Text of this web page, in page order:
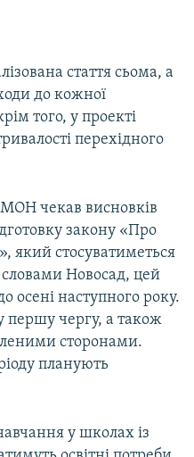
стаття сьома, а
до кожної
того, у проекті
перехідного
чекав висновків
закону «Про
який стосуватиметься
словами Новосад, цей
осені наступного року.
чергу, а також
сторонами.
планують
у школах із